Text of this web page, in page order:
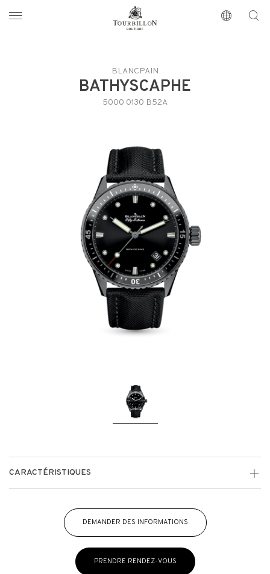
https://www.tourbillon.com/index.php/fr
BLANCPAIN
BATHYSCAPHE
5000 0130 B52A
CARACTÉRISTIQUES
DEMANDER DES INFORMATIONS
PRENDRE RENDEZ-VOUS